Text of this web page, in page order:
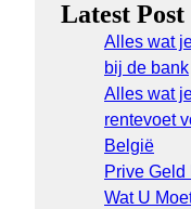
Latest Post
Alles wat
bij de bank
Alles wat
rentevoet
België
Prive
Wat U